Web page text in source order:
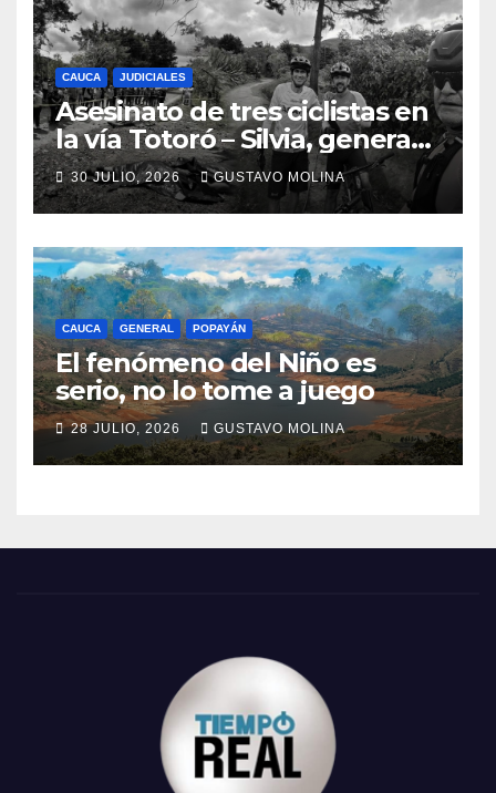
CAUCA JUDICIALES
Asesinato de tres ciclistas en
la vía Totoró – Silvia, genera
consternación en el Cauca
30 JULIO, 2026 GUSTAVO MOLINA
CAUCA GENERAL POPAYÁN
El fenómeno del Niño es
serio, no lo tome a juego
28 JULIO, 2026 GUSTAVO MOLINA